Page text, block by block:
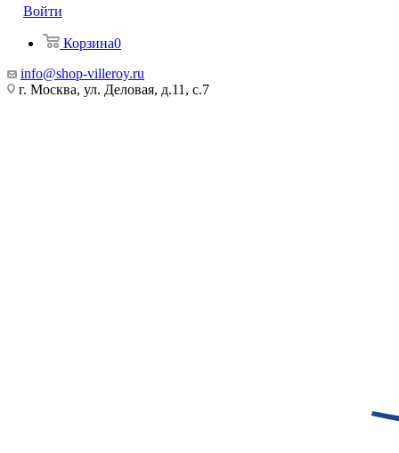
Войти
Корзина0
info@shop-villeroy.ru
г. Москва, ул. Деловая, д.11, с.7